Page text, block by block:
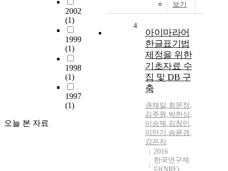
2002
(1)
1999
(1)
1998
(1)
1997
(1)
오늘 본 자료
보기
4
아이마라어
한글표기법
제정을 위한
기초자료 수
집 및 DB 구
축
권재일 ,최문정 ,
김주원 ,박한상,
이승재 ,김창민 ,
이만기 ,송윤경 ,
강은지
2016
한국연구재
단(NRF)